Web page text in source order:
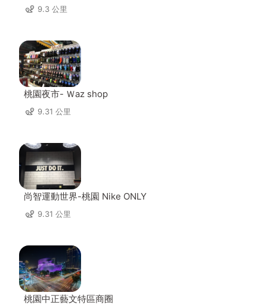
9.3 公里
桃園夜市- Ｗaz shop
9.31 公里
尚智運動世界-桃園 Nike ONLY
9.31 公里
桃園中正藝文特區商圈